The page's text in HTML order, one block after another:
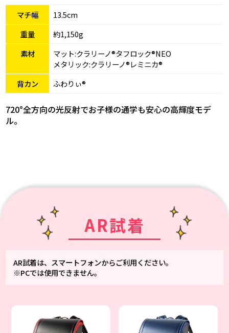
マチ幅
13.5cm
重量
約1,150g
素材
マット:クラリーノ®タフロック®NEO
メタリック:クラリーノ®レミニカ®
背カン
ふわりぃ®
720°全方向の光反射でお子様の通学も安心の高輝度モデ
ル。
AR試着
AR試着は、スマートフォンからご利用ください。
※PCでは使用できません。